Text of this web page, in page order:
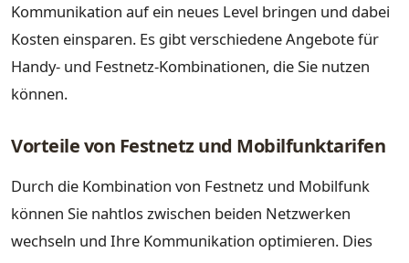
Kommunikation auf ein neues Level bringen und dabei
Kosten einsparen. Es gibt verschiedene Angebote für
Handy- und Festnetz-Kombinationen, die Sie nutzen
können.
Vorteile von Festnetz und Mobilfunktarifen
Durch die Kombination von Festnetz und Mobilfunk
können Sie nahtlos zwischen beiden Netzwerken
wechseln und Ihre Kommunikation optimieren. Dies